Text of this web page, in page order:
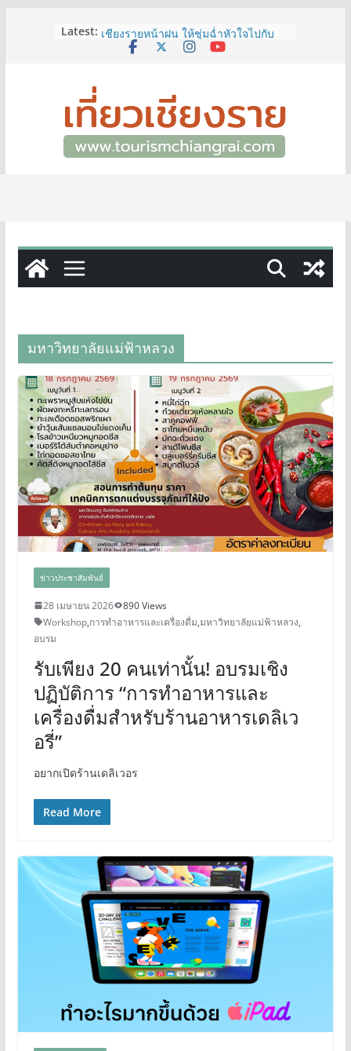
Latest: ททท.สำนักงานเชียงราย ชวนเที่ยว
เชียงรายหน้าฝน ให้ชุ่มฉ่ำหัวใจไปกับ
เลขสวย หมวด ขจ เปิดประมูลออนไลน์
แล้ววันนี้ เลขเด่น เลขมงคล ความหมาย
ดีมีให้เลือกหลากหลายทั้ง 301 หมายเลข
3 พิกัด ที่เที่ยวชมงานเทศกาลโล้ชิงช้า
ยกระดับตลาดสด 100 ปี สู่พิพิธภัณฑ์
ศิลปะมีชีวิต หนุนเศรษฐกิจสร้างสรรค์
มหาวิทยาลัยแม่ฟ้าหลวง
ข่าวประชาสัมพันธ์
28 เมษายน 2026
890 Views
Workshop,การทำอาหารและเครื่องดื่ม,มหาวิทยาลัยแม่ฟ้าหลวง,
อบรม
รับเพียง 20 คนเท่านั้น! อบรมเชิง
ปฏิบัติการ “การทำอาหารและ
เครื่องดื่มสำหรับร้านอาหารเดลิเว
อรี่”
อยากเปิดร้านเดลิเวอร
Read More